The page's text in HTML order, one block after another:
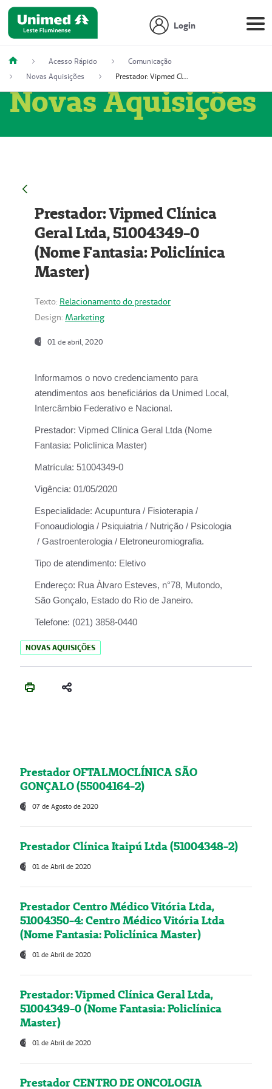
Login
Acesso Rápido
Comunicação
Novas Aquisições
Prestador: Vipmed Clínica Geral Ltda, 51004349-0 (Nome Fantasia: Policlínica Master)
Novas Aquisições
Prestador: Vipmed Clínica
Geral Ltda, 51004349-0
(Nome Fantasia: Policlínica
Master)
Texto: Relacionamento do prestador
Design: Marketing
01 de abril, 2020
Informamos o novo credenciamento para
atendimentos aos beneficiários da Unimed Local,
Intercâmbio Federativo e Nacional.
Prestador: Vipmed Clínica Geral Ltda (Nome
Fantasia: Policlínica Master)
Matrícula: 51004349-0
Vigência: 01/05/2020
Especialidade: Acupuntura / Fisioterapia /
Fonoaudiologia / Psiquiatria / Nutrição / Psicologia
/ Gastroenterologia / Eletroneuromiografia.
Tipo de atendimento: Eletivo
Endereço: Rua Àlvaro Esteves, n°78, Mutondo,
São Gonçalo, Estado do Rio de Janeiro.
Telefone: (021) 3858-0440
NOVAS AQUISIÇÕES
Prestador OFTALMOCLÍNICA SÃO
GONÇALO (55004164-2)
07 de Agosto de 2020
Prestador Clínica Itaipú Ltda (51004348-2)
01 de Abril de 2020
Prestador Centro Médico Vitória Ltda,
51004350-4: Centro Médico Vitória Ltda
(Nome Fantasia: Policlínica Master)
01 de Abril de 2020
Prestador: Vipmed Clínica Geral Ltda,
51004349-0 (Nome Fantasia: Policlínica
Master)
01 de Abril de 2020
Prestador CENTRO DE ONCOLOGIA